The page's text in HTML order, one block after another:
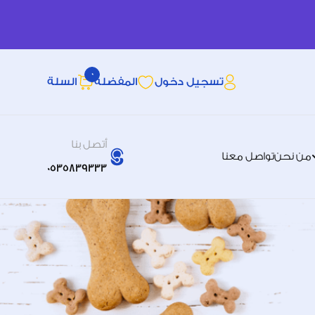
تسجيل دخول المفضله
0
السلة
من نحنتواصل معنا
أتصل بنا
0535839333